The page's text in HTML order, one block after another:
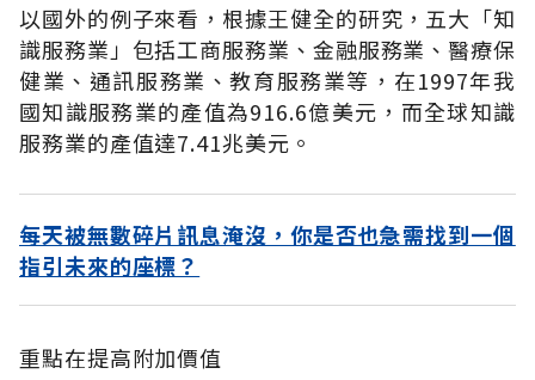
以國外的例子來看，根據王健全的研究，五大「知
識服務業」包括工商服務業、金融服務業、醫療保
健業、通訊服務業、教育服務業等，在1997年我
國知識服務業的產值為916.6億美元，而全球知識
服務業的產值達7.41兆美元。
每天被無數碎片訊息淹沒，你是否也急需找到一個
指引未來的座標？
重點在提高附加價值